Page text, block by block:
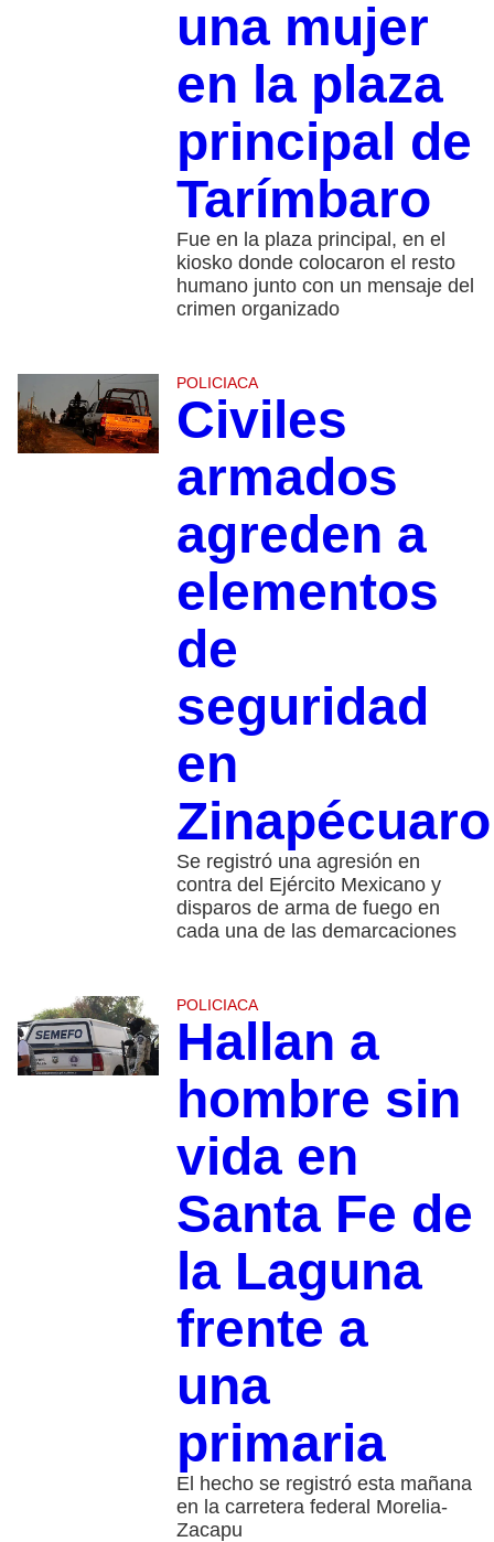
una mujer
en la plaza
principal de
Tarímbaro
Fue en la plaza principal, en el
kiosko donde colocaron el resto
humano junto con un mensaje del
crimen organizado
POLICIACA
Civiles
armados
agreden a
elementos
de
seguridad
en
Zinapécuaro
Se registró una agresión en
contra del Ejército Mexicano y
disparos de arma de fuego en
cada una de las demarcaciones
POLICIACA
Hallan a
hombre sin
vida en
Santa Fe de
la Laguna
frente a
una
primaria
El hecho se registró esta mañana
en la carretera federal Morelia-
Zacapu